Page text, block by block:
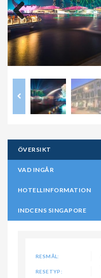
Previous
ÖVERSIKT
VAD INGÅR
HOTELLINFORMATION
INDCENS SINGAPORE
RESMÅL:
RESETYP: